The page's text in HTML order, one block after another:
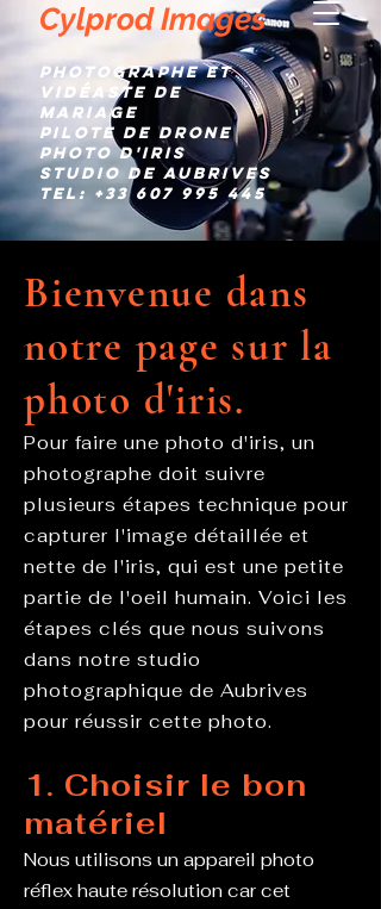
Cylprod Images
Photographe et
Vidéaste de
mariage
Pilote de Drone
Photo d'IRIS
Studio de AUBRIVES
TEL: +33 607 995 445
Bienvenue dans
notre page sur la
photo d'iris.
Pour faire une photo d'iris, un
photographe doit suivre
plusieurs étapes technique pour
capturer l'image détaillée et
nette de l'iris, qui est une petite
partie de l'oeil humain. Voici les
étapes clés que nous suivons
dans notre studio
photographique de Aubrives
pour réussir cette photo.
1. Choisir le bon
matériel
Nous utilisons un appareil photo
réflex haute résolution car cet